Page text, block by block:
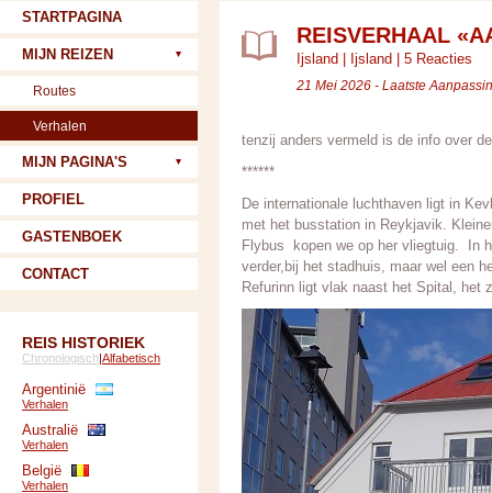
REISVERHAAL
Ijsland Ijsland 5 Reacties
21 Mei 2026 - Laatste
tenzij anders vermeld is de info over
******
De internationale luchthaven ligt in
met het busstation in Reykjavik.
Flybus kopen we op her vliegtuig. In
verder,bij het stadhuis, maar wel een
Refurinn ligt vlak naast het Spital, het
STARTPAGINA
MIJN REIZEN
Routes
Verhalen
MIJN PAGINA'S
PROFIEL
GASTENBOEK
CONTACT
REIS HISTORIEK
Chronologisch|Alfabetisch
Argentinië
Verhalen
Australië
Verhalen
België
Verhalen